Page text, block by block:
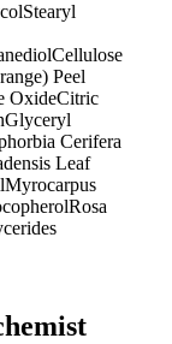
Stearyl
Cellulose
Peel
OxideCitric
Glyceryl
Cerifera
Leaf
Myrocarpus
Rosa